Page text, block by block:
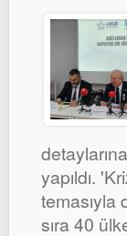
yapıldı.
temasıyla
sıra 40